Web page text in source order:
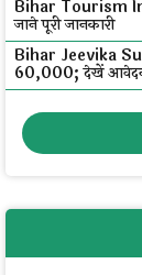
Bihar Tourism
जाने पूरी जानकारी
Bihar Jeevika
₹60,000; देखें आवेदन